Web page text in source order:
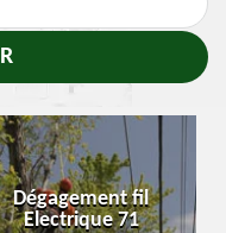
Dégagement fil
Electrique 71